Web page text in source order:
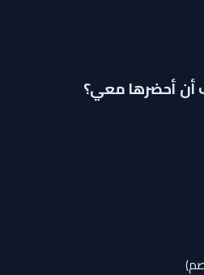
أن أحضرها معي؟